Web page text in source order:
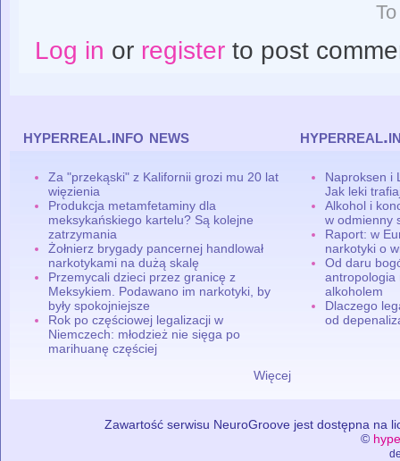
Log in or registerto post
hyperreal.info news
Za "przekąski" z Kalifornii grozi mu 20 lat
więzienia
Produkcja metamfetaminy dla
meksykańskiego kartelu? Są kolejne
zatrzymania
Żołnierz brygady pancernej handlował
narkotykami na dużą skalę
Przemycali dzieci przez granicę z
Meksykiem. Podawano im narkotyki, by
były spokojniejsze
Rok po częściowej legalizacji w
Niemczech: młodzież nie sięga po
marihuanę częściej
Więcej
Naproksen i
Jak leki
Alkohol i
w odmienny
Raport: w
narkotyki o
Od daru
antropologia
alkoholem
Dlaczego
od
Zawartość serwisu NeuroGroove jest dostępna na
©